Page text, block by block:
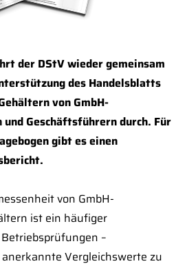
der DStV wieder gemeinsam
des Handelsblatts
von GmbH-
Geschäftsführern durch. Für
gibt es einen
von GmbH-
ist ein häufiger
–
Vergleichswerte zu